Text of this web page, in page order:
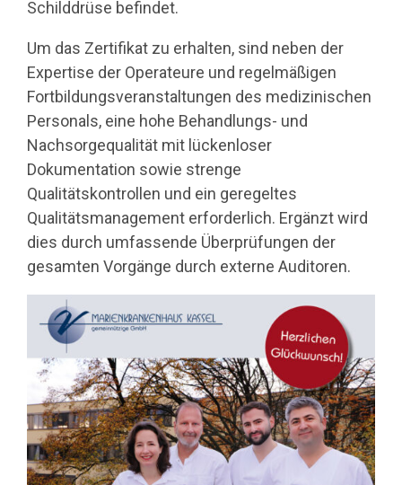
Schilddrüse befindet.
Um das Zertifikat zu erhalten, sind neben der
Expertise der Operateure und regelmäßigen
Fortbildungsveranstaltungen des medizinischen
Personals, eine hohe Behandlungs- und
Nachsorgequalität mit lückenloser
Dokumentation sowie strenge
Qualitätskontrollen und ein geregeltes
Qualitätsmanagement erforderlich. Ergänzt wird
dies durch umfassende Überprüfungen der
gesamten Vorgänge durch externe Auditoren.